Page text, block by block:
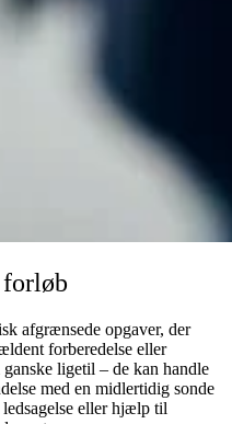
afgrænsede opgaver, der
forberedelse eller
ligetil – de kan handle
med en midlertidig sonde
eller hjælp til